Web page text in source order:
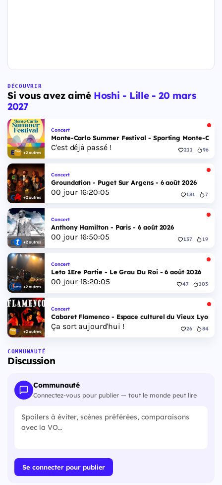
DÉCOUVRIR
Si vous avez aimé Hoshi - Lille - 20 mars
2027
+2 autres
Concert
Monte-Carlo Summer Festival - Sporting Monte-
C'est déjà passé ! 211 96
+2 autres
Concert
Groundation - Puget Sur Argens - 6 août 2026
00 jour 16:20:04 181 7
+2 autres
Concert
Anthony Hamilton - Paris - 6 août 2026
00 jour 16:50:04 137 19
+2 autres
Concert
Leto 1Ere Partie - Le Grau Du Roi - 6 août 2026
00 jour 18:20:04 47 103
+2 autres
Concert
Cabaret Flamenco - Espace culturel du Vieux Lyon -
Ça sort aujourd'hui ! 26 84
COMMUNAUTÉ
Discussion
Communauté
Connectez-vous pour publier — tout le monde peut lire
Se connecter pour publier